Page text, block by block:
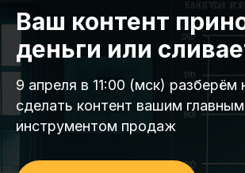
Ваш контент
деньги или
9 апреля в 11:00 (мск) разберём
сделать контент вашим главным
инструментом продаж